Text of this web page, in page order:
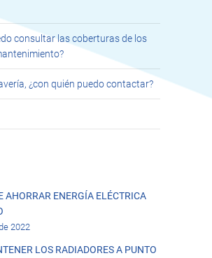
consultar las coberturas de los
¿con quién puedo contactar?
AHORRAR ENERGÍA ELÉCTRICA
2022
LOS RADIADORES A PUNTO